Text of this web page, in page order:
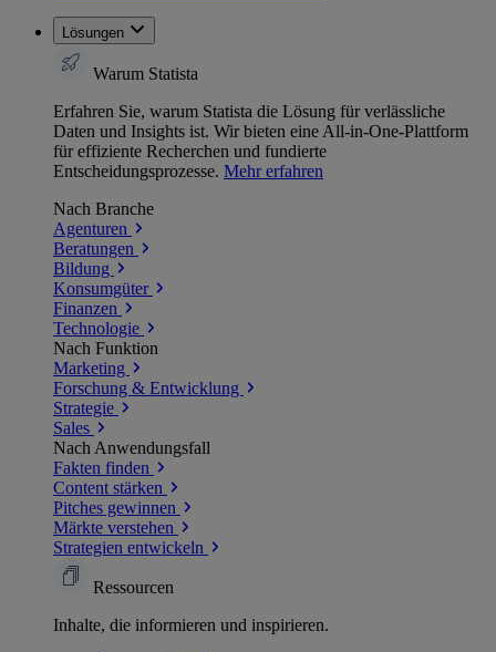
Lösungen
Warum Statista
Erfahren Sie, warum Statista die Lösung für verlässliche
Daten und Insights ist. Wir bieten eine All-in-One-Plattform
für effiziente Recherchen und fundierte
Entscheidungsprozesse. Mehr erfahren
Nach Branche
Agenturen
Beratungen
Bildung
Konsumgüter
Finanzen
Technologie
Nach Funktion
Marketing
Forschung & Entwicklung
Strategie
Sales
Nach Anwendungsfall
Fakten finden
Content stärken
Pitches gewinnen
Märkte verstehen
Strategien entwickeln
Ressourcen
Inhalte, die informieren und inspirieren.